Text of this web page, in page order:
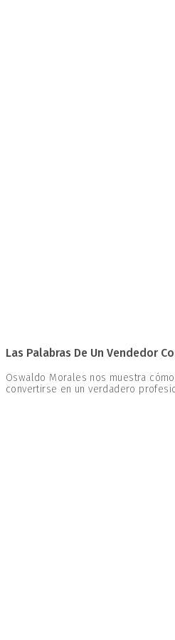
Las Palabras De Un Vendedor
Oswaldo Morales nos muestra
convertirse en un verdadero